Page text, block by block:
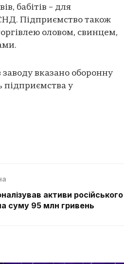
бабітів – для
Підприємство також
оловом, свинцем,
заводу вказано оборонну
підприємства у
активи російського
суму 95 млн гривень